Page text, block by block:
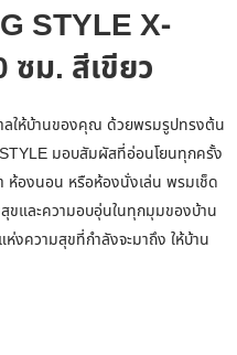
STYLE X-
ซม. สีเขียว
ลให้บ้านของคุณ ด้วยพรมรูปทรงต้น
มอบสัมผัสที่อ่อนโยนทุกครั้ง
ห้องนอน หรือห้องนั่งเล่น พรมเช็ด
ขและความอบอุ่นในทุกมุมของบ้าน
งความสุขที่กำลังจะมาถึง ให้บ้าน